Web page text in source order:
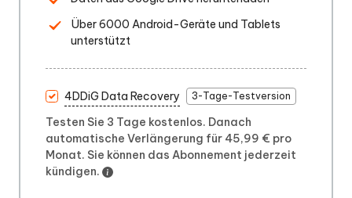
Über 6000 Android-Geräte und Tablets
unterstützt
4DDiG Data Recovery 3-Tage-Testversion
Testen Sie 3 Tage kostenlos. Danach
automatische Verlängerung für 45,99 € pro
Monat. Sie können das Abonnement jederzeit
kündigen.